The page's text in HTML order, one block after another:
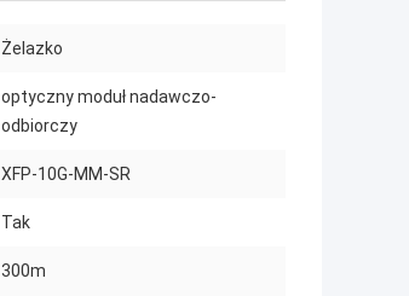
Żelazko
optyczny moduł nadawczo-
odbiorczy
XFP-10G-MM-SR
Tak
300m